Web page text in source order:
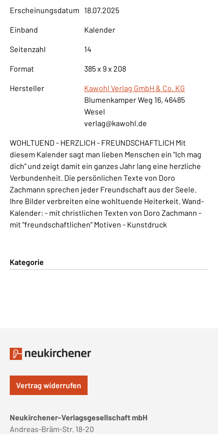
Erscheinungsdatum 18.07.2025
Einband Kalender
Seitenzahl 14
Format 385 x 9 x 208
Hersteller
Kawohl Verlag GmbH & Co. KG
Blumenkamper Weg 16, 46485
Wesel
verlag@kawohl.de
WOHLTUEND - HERZLICH - FREUNDSCHAFTLICH Mit
diesem Kalender sagt man lieben Menschen ein "Ich mag
dich" und zeigt damit ein ganzes Jahr lang eine herzliche
Verbundenheit. Die persönlichen Texte von Doro
Zachmann sprechen jeder Freundschaft aus der Seele.
Ihre Bilder verbreiten eine wohltuende Heiterkeit. Wand-
Kalender: - mit christlichen Texten von Doro Zachmann -
mit "freundschaftlichen" Motiven - Kunstdruck
Kategorie
Vertrag widerrufen
Neukirchener-Verlagsgesellschaft mbH
Andreas-Bräm-Str. 18-20